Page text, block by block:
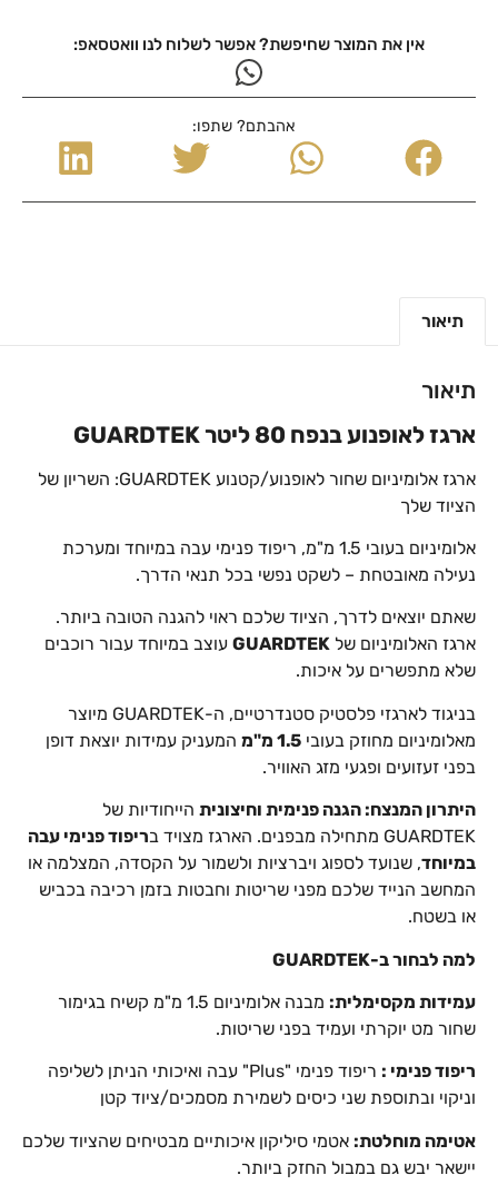
אין את המוצר שחיפשת? אפשר לשלוח לנו וואטסאפ:
אהבתם? שתפו:
תיאור
תיאור
ארגז לאופנוע בנפח 80 ליטר
GUARDTEK
ארגז אלומיניום שחור לאופנוע/קטנוע GUARDTEK: השריון של
הציוד שלך
אלומיניום בעובי 1.5 מ"מ, ריפוד פנימי עבה במיוחד ומערכת
נעילה מאובטחת – לשקט נפשי בכל תנאי הדרך.
שאתם יוצאים לדרך, הציוד שלכם ראוי להגנה הטובה ביותר.
ארגז האלומיניום שלGUARDTEKעוצב במיוחד עבור רוכבים
שלא מתפשרים על איכות.
בניגוד לארגזי פלסטיק סטנדרטיים, ה-GUARDTEK מיוצר
מאלומיניום מחוזק בעובי1.5 מ"מ
המעניק עמידות יוצאת דופן
בפני זעזועים ופגעי מזג האוויר.
היתרון המנצח: הגנה פנימית וחיצוניתהייחודיות של
GUARDTEK מתחילה מבפנים. הארגז מצויד ב
ריפוד פנימי עבה
במיוחד, שנועד לספוג ויברציות ולשמור על הקסדה, המצלמה או
המחשב הנייד שלכם מפני שריטות וחבטות בזמן רכיבה בכביש
או בשטח.
למה לבחור ב-GUARDTEK
עמידות מקסימלית:
מבנה אלומיניום 1.5 מ"מ קשיח בגימור
שחור מט יוקרתי ועמיד בפני שריטות.
ריפוד פנימי :
ריפוד פנימי "Plus" עבה ואיכותי הניתן לשליפה
וניקוי ובתוספת שני כיסים לשמירת מסמכים/ציוד קטן
אטימה מוחלטת:אטמי סיליקון איכותיים מבטיחים שהציוד שלכם
יישאר יבש גם במבול החזק ביותר.